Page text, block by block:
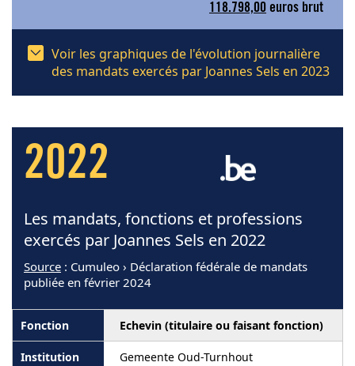
118.798,00 euros brut
Voir les graphiques de l'évolution journalière
des mandats exercés par Joannes Sels en 2023
2022
Les mandats, fonctions et professions
exercés par Joannes Sels en 2022
Source : Cumuleo › Déclaration fédérale de mandats
publiée en février 2024
Echevin (titulaire ou faisant fonction)
Gemeente Oud-Turnhout